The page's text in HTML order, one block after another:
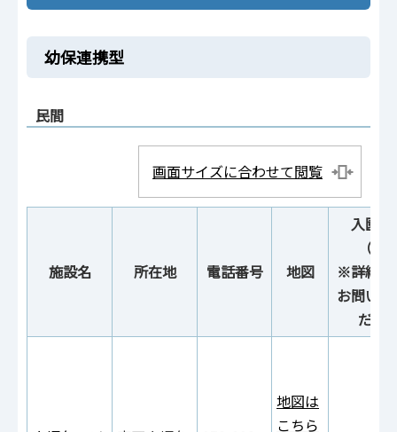
幼保連携型
民間
画面サイズに合わせて閲覧
施設名 所在地 電話番号 地図
入園
（予
※詳細は
お問い
ださ
地図は
こちら